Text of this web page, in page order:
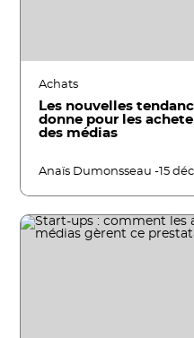
Achats
Les nouvelles
donne pour les
des médias
Anaïs Dumonsseau -15